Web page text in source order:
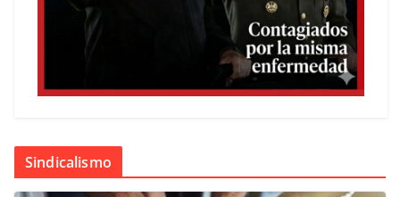
Sindicalismo